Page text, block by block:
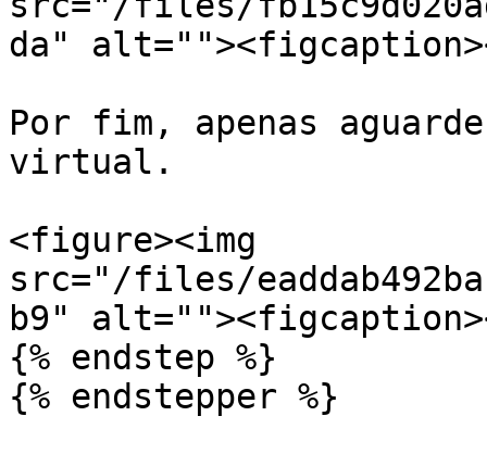
da"
Por fim, apenas
virtual.
<figure><img
src="/files/
b9"
{% endstep %}
{% endstepper %}